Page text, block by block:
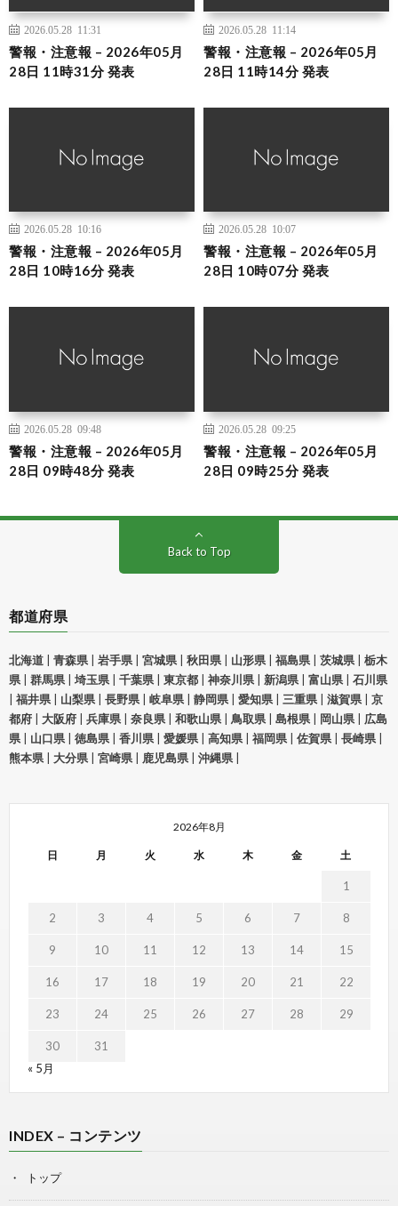
2026.05.28 11:31
警報・注意報 – 2026年05月
28日 11時31分 発表
2026.05.28 11:14
警報・注意報 – 2026年05月
28日 11時14分 発表
2026.05.28 10:16
警報・注意報 – 2026年05月
28日 10時16分 発表
2026.05.28 10:07
警報・注意報 – 2026年05月
28日 10時07分 発表
2026.05.28 09:48
警報・注意報 – 2026年05月
28日 09時48分 発表
2026.05.28 09:25
警報・注意報 – 2026年05月
28日 09時25分 発表
Back to Top
都道府県
北海道 青森県 岩手県 宮城県 秋田県 山形県 福島県 茨城県
栃木
県
群馬県 埼玉県 千葉県 東京都 神奈川県 新潟県 富山県
石川県
福井県 山梨県 長野県 岐阜県 静岡県 愛知県 三重県 滋賀県
京
都府
大阪府 兵庫県 奈良県 和歌山県 鳥取県 島根県 岡山県
広島
県
山口県 徳島県 香川県 愛媛県 高知県 福岡県 佐賀県 長崎県
熊本県
大分県 宮崎県 鹿児島県 沖縄県
2026年8月
日 月 火 水 木 金 土
1
2 3 4 5 6 7 8
9 10 11 12 13 14 15
16 17 18 19 20 21 22
23 24 25 26 27 28 29
30
31
« 5月
INDEX – コンテンツ
トップ